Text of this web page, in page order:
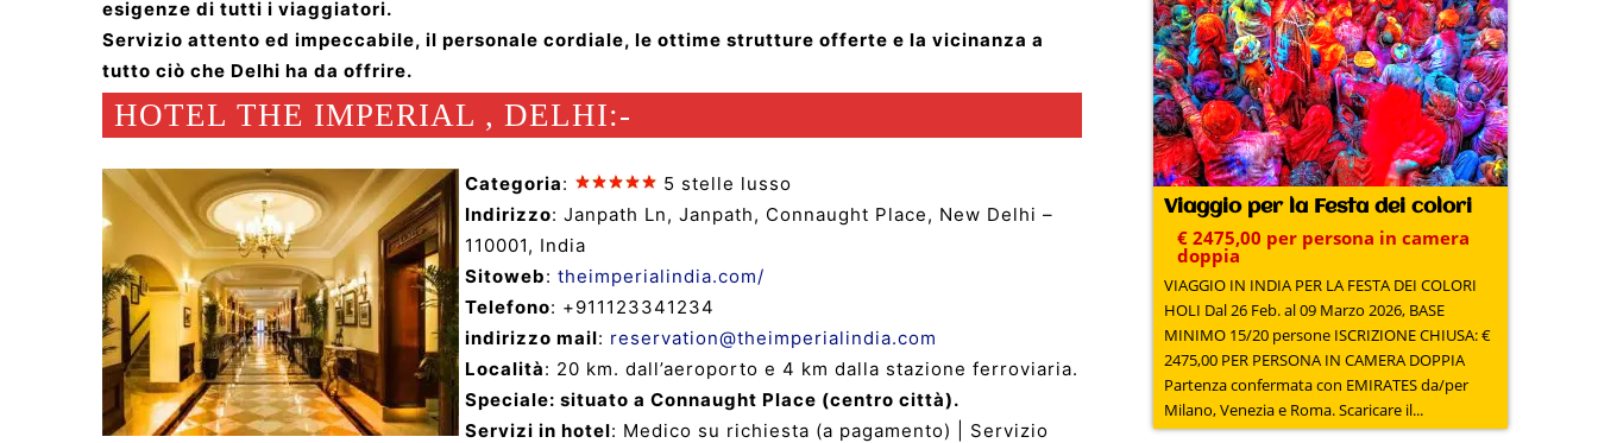
esigenze di tutti i viaggiatori.
Servizio attento ed impeccabile, il personale cordiale, le ottime strutture offerte e la vicinanza a
tutto ciò che Delhi ha da offrire.
HOTEL THE IMPERIAL , DELHI:-
Categoria:
5 stelle lusso
Indirizzo: Janpath Ln, Janpath, Connaught Place, New Delhi –
110001, India
Sitoweb: theimperialindia.com/
Telefono: +911123341234
indirizzo mail: reservation@theimperialindia.com
Località: 20 km. dall’aeroporto e 4 km dalla stazione ferroviaria.
Speciale: situato a Connaught Place (centro città).
Servizi in hotel: Medico su richiesta (a pagamento) | Servizio
Viaggio per la Festa dei colori
€ 2475,00 per persona in camera
doppia
VIAGGIO IN INDIA PER LA FESTA DEI COLORI
HOLI Dal 26 Feb. al 09 Marzo 2026, BASE
MINIMO 15/20 persone ISCRIZIONE CHIUSA: €
2475,00 PER PERSONA IN CAMERA DOPPIA
Partenza confermata con EMIRATES da/per
Milano, Venezia e Roma. Scaricare il...